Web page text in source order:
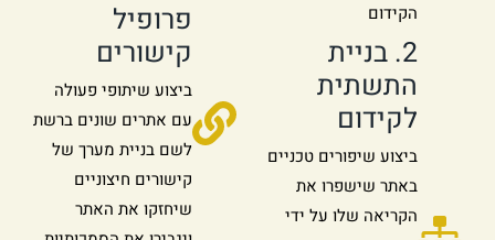
הקידום
2. בניית
התשתית
לקידום
ביצוע שיפורים טכניים
באתר שישפרו את
הקריאה שלו על ידי
פרופיל
קישורים
ביצוע שיתופי פעולה
עם אתרים שונים ברשת
לשם בניית מערך של
קישורים חיצוניים
שיחזקו את האתר